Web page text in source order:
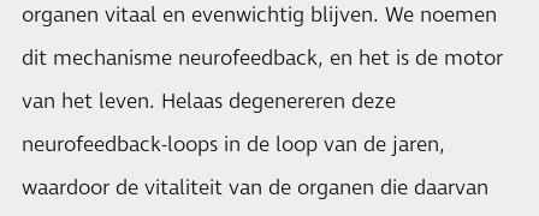
organen vitaal en evenwichtig blijven. We noemen
dit mechanisme neurofeedback, en het is de motor
van het leven. Helaas degenereren deze
neurofeedback-loops in de loop van de jaren,
waardoor de vitaliteit van de organen die daarvan